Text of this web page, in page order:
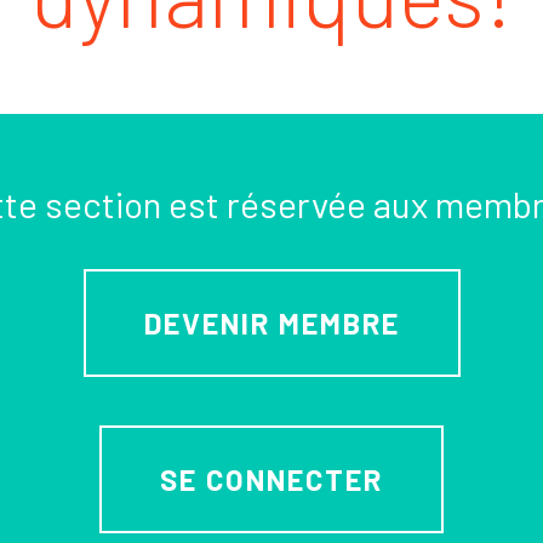
section est réservée aux
DEVENIR MEMBRE
SE CONNECTER